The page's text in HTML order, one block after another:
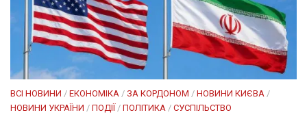
ВСІ НОВИНИ / ЕКОНОМІКА / ЗА КОРДОНОМ / НОВИНИ КИЄВА /
НОВИНИ УКРАЇНИ / ПОДІЇ / ПОЛІТИКА / СУСПІЛЬСТВО